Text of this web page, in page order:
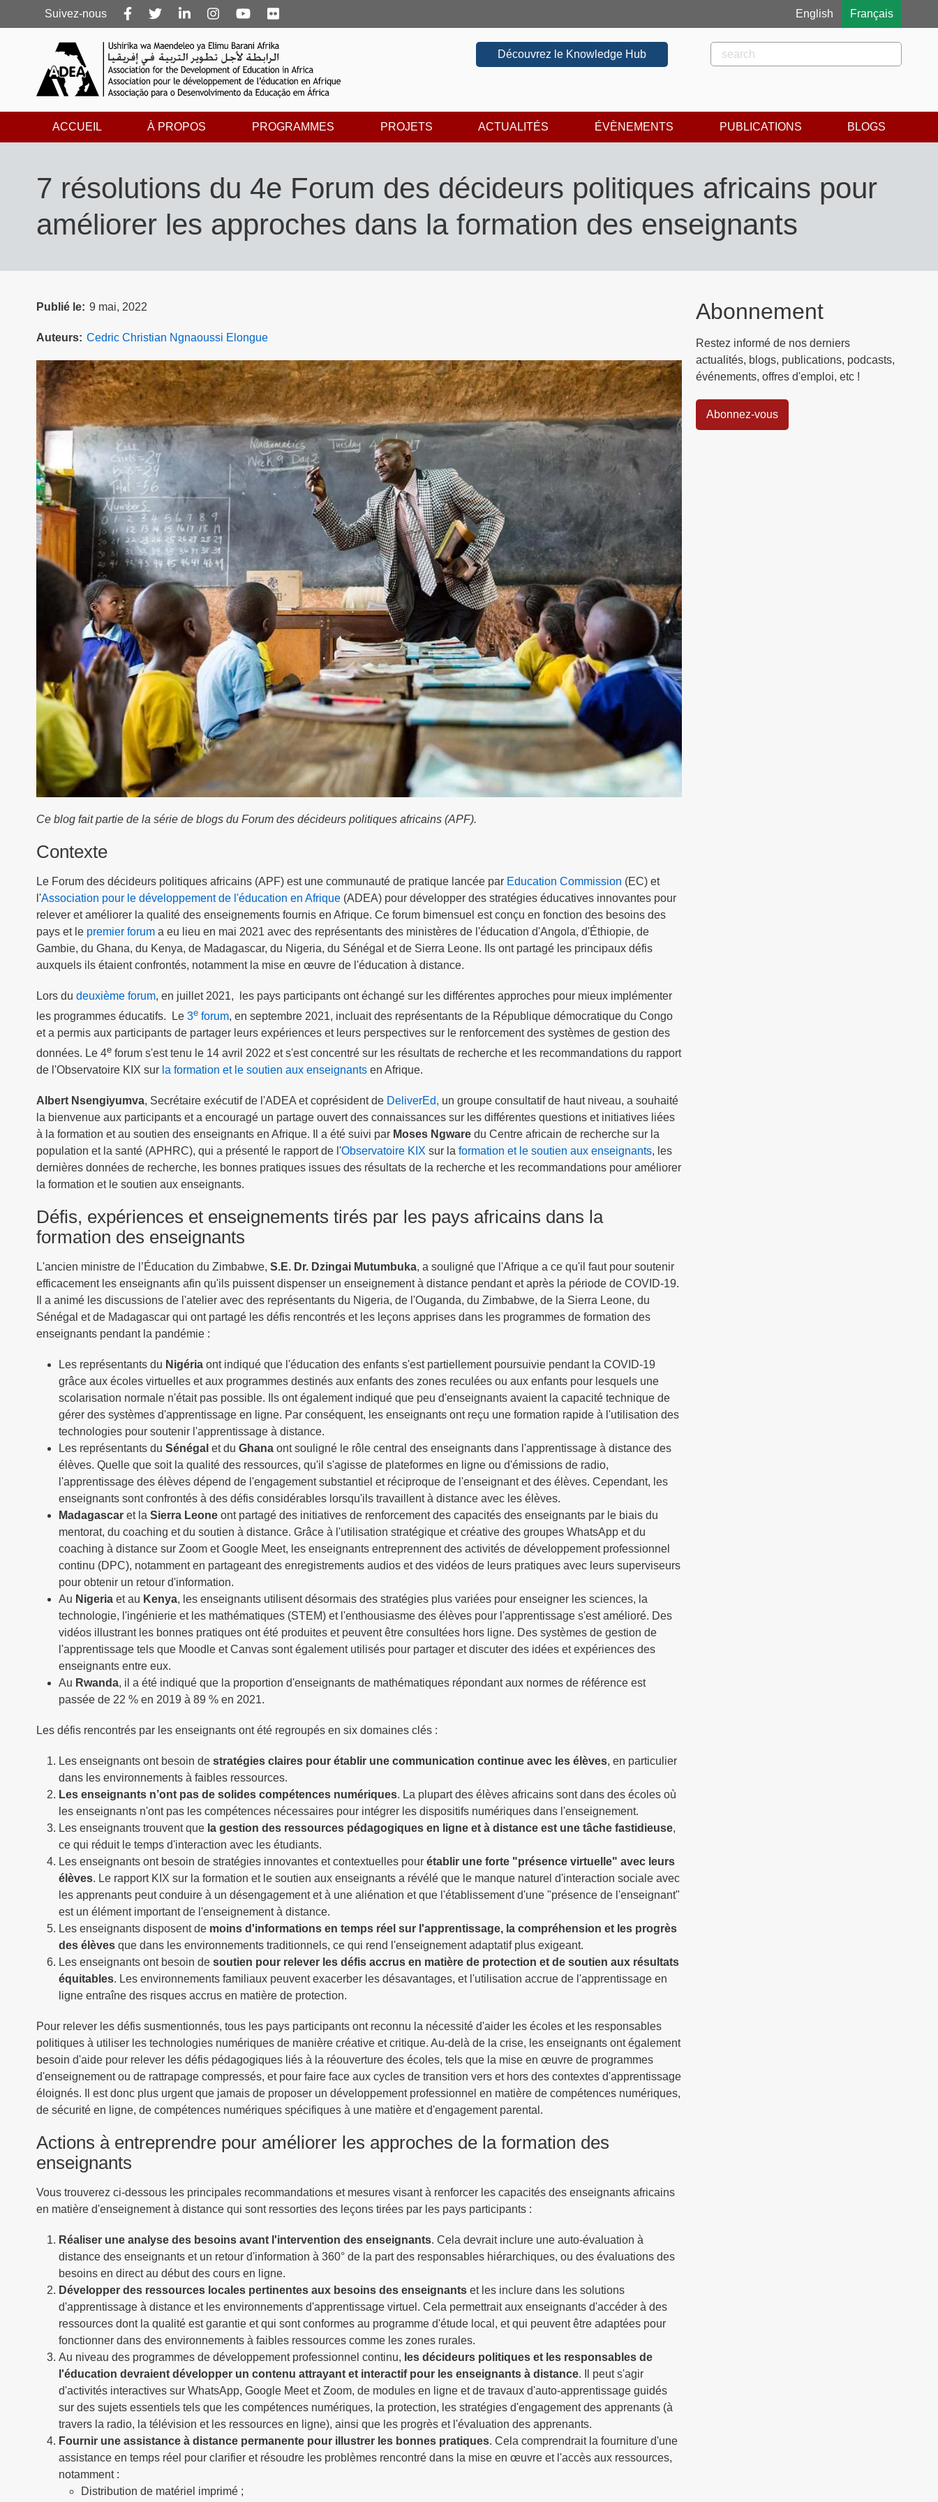
Follow
us
Suivez-nous English Français
Rechercher
Rechercher
Découvrez le Knowledge Hub
ACCUEIL À PROPOS PROGRAMMES PROJETS ACTUALITÉS ÉVÈNEMENTS PUBLICATIONS BLOGS
7 résolutions du 4e Forum des décideurs politiques africains pour
améliorer les approches dans la formation des enseignants
Publié le 9 mai, 2022
Auteurs Cedric Christian Ngnaoussi Elongue
Ce blog fait partie de la série de blogs du Forum des décideurs politiques africains (APF).
Contexte
Le Forum des décideurs politiques africains (APF) est une communauté de pratique lancée par Education Commission (EC) et
l'Association pour le développement de l'éducation en Afrique (ADEA) pour développer des stratégies éducatives innovantes pour
relever et améliorer la qualité des enseignements fournis en Afrique. Ce forum bimensuel est conçu en fonction des besoins des
pays et le premier forum a eu lieu en mai 2021 avec des représentants des ministères de l'éducation d'Angola, d'Éthiopie, de
Gambie, du Ghana, du Kenya, de Madagascar, du Nigeria, du Sénégal et de Sierra Leone. Ils ont partagé les principaux défis
auxquels ils étaient confrontés, notamment la mise en œuvre de l'éducation à distance.
Lors du deuxième forum, en juillet 2021, les pays participants ont échangé sur les différentes approches pour mieux implémenter
les programmes éducatifs. Le 3e forum, en septembre 2021, incluait des représentants de la République démocratique du Congo
et a permis aux participants de partager leurs expériences et leurs perspectives sur le renforcement des systèmes de gestion des
données. Le 4e forum s'est tenu le 14 avril 2022 et s'est concentré sur les résultats de recherche et les recommandations du rapport
de l'Observatoire KIX sur la formation et le soutien aux enseignants en Afrique.
Albert Nsengiyumva, Secrétaire exécutif de l'ADEA et coprésident de DeliverEd, un groupe consultatif de haut niveau, a souhaité
la bienvenue aux participants et a encouragé un partage ouvert des connaissances sur les différentes questions et initiatives liées
à la formation et au soutien des enseignants en Afrique. Il a été suivi par Moses Ngware du Centre africain de recherche sur la
population et la santé (APHRC), qui a présenté le rapport de l'Observatoire KIX sur la formation et le soutien aux enseignants, les
dernières données de recherche, les bonnes pratiques issues des résultats de la recherche et les recommandations pour améliorer
la formation et le soutien aux enseignants.
Défis, expériences et enseignements tirés par les pays africains dans la
formation des enseignants
L'ancien ministre de l’Éducation du Zimbabwe, S.E. Dr. Dzingai Mutumbuka, a souligné que l'Afrique a ce qu'il faut pour soutenir
efficacement les enseignants afin qu'ils puissent dispenser un enseignement à distance pendant et après la période de COVID-19.
Il a animé les discussions de l'atelier avec des représentants du Nigeria, de l'Ouganda, du Zimbabwe, de la Sierra Leone, du
Sénégal et de Madagascar qui ont partagé les défis rencontrés et les leçons apprises dans les programmes de formation des
enseignants pendant la pandémie :
Les représentants du Nigéria ont indiqué que l'éducation des enfants s'est partiellement poursuivie pendant la COVID-19
grâce aux écoles virtuelles et aux programmes destinés aux enfants des zones reculées ou aux enfants pour lesquels une
scolarisation normale n'était pas possible. Ils ont également indiqué que peu d'enseignants avaient la capacité technique de
gérer des systèmes d'apprentissage en ligne. Par conséquent, les enseignants ont reçu une formation rapide à l'utilisation des
technologies pour soutenir l'apprentissage à distance.
Les représentants du Sénégal et du Ghana ont souligné le rôle central des enseignants dans l'apprentissage à distance des
élèves. Quelle que soit la qualité des ressources, qu'il s'agisse de plateformes en ligne ou d'émissions de radio,
l'apprentissage des élèves dépend de l'engagement substantiel et réciproque de l'enseignant et des élèves. Cependant, les
enseignants sont confrontés à des défis considérables lorsqu'ils travaillent à distance avec les élèves.
Madagascar et la Sierra Leone ont partagé des initiatives de renforcement des capacités des enseignants par le biais du
mentorat, du coaching et du soutien à distance. Grâce à l'utilisation stratégique et créative des groupes WhatsApp et du
coaching à distance sur Zoom et Google Meet, les enseignants entreprennent des activités de développement professionnel
continu (DPC), notamment en partageant des enregistrements audios et des vidéos de leurs pratiques avec leurs superviseurs
pour obtenir un retour d'information.
Au Nigeria et au Kenya, les enseignants utilisent désormais des stratégies plus variées pour enseigner les sciences, la
technologie, l'ingénierie et les mathématiques (STEM) et l'enthousiasme des élèves pour l'apprentissage s'est amélioré. Des
vidéos illustrant les bonnes pratiques ont été produites et peuvent être consultées hors ligne. Des systèmes de gestion de
l'apprentissage tels que Moodle et Canvas sont également utilisés pour partager et discuter des idées et expériences des
enseignants entre eux.
Au Rwanda, il a été indiqué que la proportion d'enseignants de mathématiques répondant aux normes de référence est
passée de 22 % en 2019 à 89 % en 2021.
Les défis rencontrés par les enseignants ont été regroupés en six domaines clés :
Les enseignants ont besoin de stratégies claires pour établir une communication continue avec les élèves, en particulier
dans les environnements à faibles ressources.
Les enseignants n’ont pas de solides compétences numériques. La plupart des élèves africains sont dans des écoles où
les enseignants n'ont pas les compétences nécessaires pour intégrer les dispositifs numériques dans l'enseignement.
Les enseignants trouvent que la gestion des ressources pédagogiques en ligne et à distance est une tâche fastidieuse,
ce qui réduit le temps d'interaction avec les étudiants.
Les enseignants ont besoin de stratégies innovantes et contextuelles pour établir une forte "présence virtuelle" avec leurs
élèves. Le rapport KIX sur la formation et le soutien aux enseignants a révélé que le manque naturel d'interaction sociale avec
les apprenants peut conduire à un désengagement et à une aliénation et que l'établissement d'une "présence de l'enseignant"
est un élément important de l'enseignement à distance.
Les enseignants disposent de moins d'informations en temps réel sur l'apprentissage, la compréhension et les progrès
des élèves que dans les environnements traditionnels, ce qui rend l'enseignement adaptatif plus exigeant.
Les enseignants ont besoin de soutien pour relever les défis accrus en matière de protection et de soutien aux résultats
équitables. Les environnements familiaux peuvent exacerber les désavantages, et l'utilisation accrue de l'apprentissage en
ligne entraîne des risques accrus en matière de protection.
Pour relever les défis susmentionnés, tous les pays participants ont reconnu la nécessité d'aider les écoles et les responsables
politiques à utiliser les technologies numériques de manière créative et critique. Au-delà de la crise, les enseignants ont également
besoin d'aide pour relever les défis pédagogiques liés à la réouverture des écoles, tels que la mise en œuvre de programmes
d'enseignement ou de rattrapage compressés, et pour faire face aux cycles de transition vers et hors des contextes d'apprentissage
éloignés. Il est donc plus urgent que jamais de proposer un développement professionnel en matière de compétences numériques,
de sécurité en ligne, de compétences numériques spécifiques à une matière et d'engagement parental.
Actions à entreprendre pour améliorer les approches de la formation des
enseignants
Vous trouverez ci-dessous les principales recommandations et mesures visant à renforcer les capacités des enseignants africains
en matière d'enseignement à distance qui sont ressorties des leçons tirées par les pays participants :
Réaliser une analyse des besoins avant l'intervention des enseignants. Cela devrait inclure une auto-évaluation à
distance des enseignants et un retour d'information à 360° de la part des responsables hiérarchiques, ou des évaluations des
besoins en direct au début des cours en ligne.
Développer des ressources locales pertinentes aux besoins des enseignants et les inclure dans les solutions
d'apprentissage à distance et les environnements d'apprentissage virtuel. Cela permettrait aux enseignants d'accéder à des
ressources dont la qualité est garantie et qui sont conformes au programme d'étude local, et qui peuvent être adaptées pour
fonctionner dans des environnements à faibles ressources comme les zones rurales.
Au niveau des programmes de développement professionnel continu, les décideurs politiques et les responsables de
l'éducation devraient développer un contenu attrayant et interactif pour les enseignants à distance. Il peut s'agir
d'activités interactives sur WhatsApp, Google Meet et Zoom, de modules en ligne et de travaux d'auto-apprentissage guidés
sur des sujets essentiels tels que les compétences numériques, la protection, les stratégies d'engagement des apprenants (à
travers la radio, la télévision et les ressources en ligne), ainsi que les progrès et l'évaluation des apprenants.
Fournir une assistance à distance permanente pour illustrer les bonnes pratiques. Cela comprendrait la fourniture d'une
assistance en temps réel pour clarifier et résoudre les problèmes rencontré dans la mise en œuvre et l'accès aux ressources,
notamment :
Distribution de matériel imprimé ;
Abonnement
Restez informé de nos derniers
actualités, blogs, publications, podcasts,
événements, offres d'emploi, etc !
Abonnez-vous